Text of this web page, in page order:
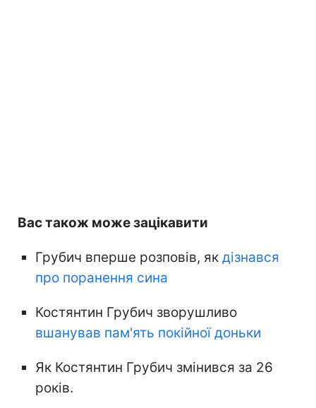
Вас також може зацікавити
Грубич вперше розповів, як дізнався
про поранення сина
Костянтин Грубич зворушливо
вшанував пам'ять покійної доньки
Як Костянтин Грубич змінився за 26
років.